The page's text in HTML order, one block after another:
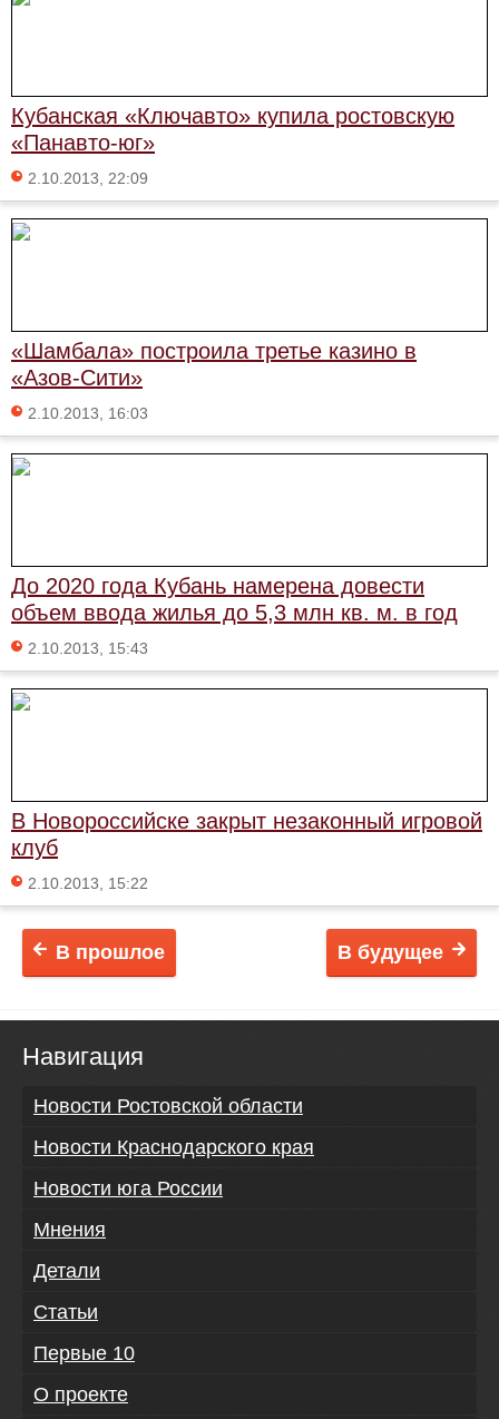
Кубанская «Ключавто» купила ростовскую
«Панавто-юг»
2.10.2013, 22:09
«Шамбала» построила третье казино в
«Азов-Сити»
2.10.2013, 16:03
До 2020 года Кубань намерена довести
объем ввода жилья до 5,3 млн кв. м. в год
2.10.2013, 15:43
В Новороссийске закрыт незаконный игровой
клуб
2.10.2013, 15:22
В будущее
В прошлое
Навигация
Новости Ростовской области
Новости Краснодарского края
Новости юга России
Мнения
Детали
Статьи
Первые 10
О проекте